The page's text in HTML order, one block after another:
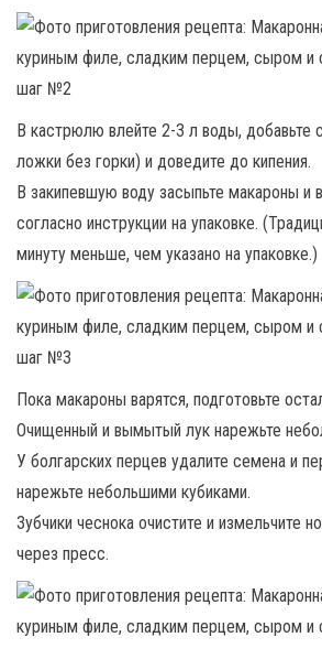
В кастрюлю влейте 2-3 л воды, добавьте
ложки без горки) и доведите до кипения.
В закипевшую воду засыпьте макароны и
согласно инструкции на упаковке.
минуту меньше, чем указано на упаковке.)
Пока макароны варятся, подготовьте
Очищенный и вымытый лук нарежьте
У болгарских перцев удалите семена и
нарежьте небольшими кубиками.
Зубчики чеснока очистите и измельчите
через пресс.